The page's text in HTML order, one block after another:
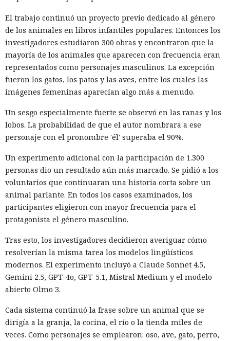
El trabajo continuó un proyecto previo dedicado al género
de los animales en libros infantiles populares. Entonces los
investigadores estudiaron 300 obras y encontraron que la
mayoría de los animales que aparecen con frecuencia eran
representados como personajes masculinos. La excepción
fueron los gatos, los patos y las aves, entre los cuales las
imágenes femeninas aparecían algo más a menudo.
Un sesgo especialmente fuerte se observó en las ranas y los
lobos. La probabilidad de que el autor nombrara a ese
personaje con el pronombre 'él' superaba el 90%.
Un experimento adicional con la participación de 1.300
personas dio un resultado aún más marcado. Se pidió a los
voluntarios que continuaran una historia corta sobre un
animal parlante. En todos los casos examinados, los
participantes eligieron con mayor frecuencia para el
protagonista el género masculino.
Tras esto, los investigadores decidieron averiguar cómo
resolverían la misma tarea los modelos lingüísticos
modernos. El experimento incluyó a Claude Sonnet 4.5,
Gemini 2.5, GPT-4o, GPT-5.1, Mistral Medium y el modelo
abierto Olmo 3.
Cada sistema continuó la frase sobre un animal que se
dirigía a la granja, la cocina, el río o la tienda miles de
veces. Como personajes se emplearon: oso, ave, gato, perro,